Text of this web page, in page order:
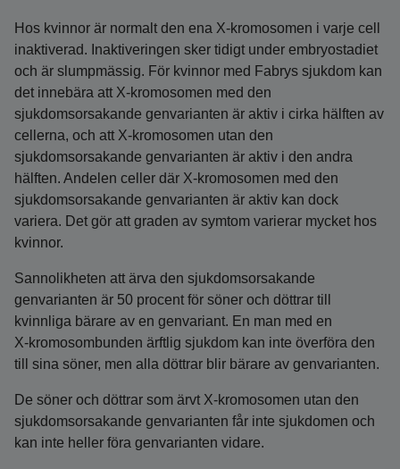
Hos kvinnor är normalt den ena X‑kromosomen i varje cell
inaktiverad. Inaktiveringen sker tidigt under embryostadiet
och är slumpmässig. För kvinnor med Fabrys sjukdom kan
det innebära att X‑kromosomen med den
sjukdomsorsakande genvarianten är aktiv i cirka hälften av
cellerna, och att X‑kromosomen utan den
sjukdomsorsakande genvarianten är aktiv i den andra
hälften. Andelen celler där X‑kromosomen med den
sjukdomsorsakande genvarianten är aktiv kan dock
variera. Det gör att graden av symtom varierar mycket hos
kvinnor.
Sannolikheten att ärva den sjukdomsorsakande
genvarianten är 50 procent för söner och döttrar till
kvinnliga bärare av en genvariant. En man med en
X‑kromosombunden ärftlig sjukdom kan inte överföra den
till sina söner, men alla döttrar blir bärare av genvarianten.
De söner och döttrar som ärvt X‑kromosomen utan den
sjukdomsorsakande genvarianten får inte sjukdomen och
kan inte heller föra genvarianten vidare.